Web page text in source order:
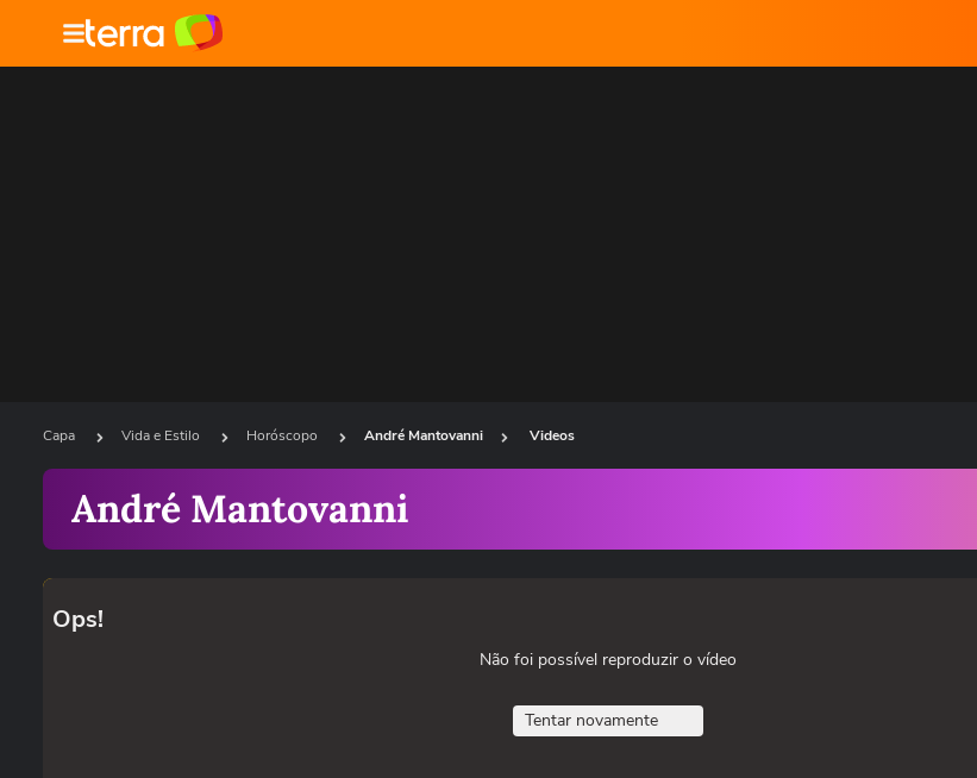
Capa Vida e Estilo Horóscopo André Mantovanni Videos
André Mantovanni
Ops!
Não foi possível reproduzir o vídeo
Tentar novamente